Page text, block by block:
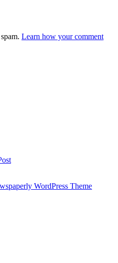
Learn how your comment
WordPress Theme